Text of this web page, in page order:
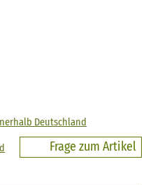
Deutschland
Frage zum Artikel